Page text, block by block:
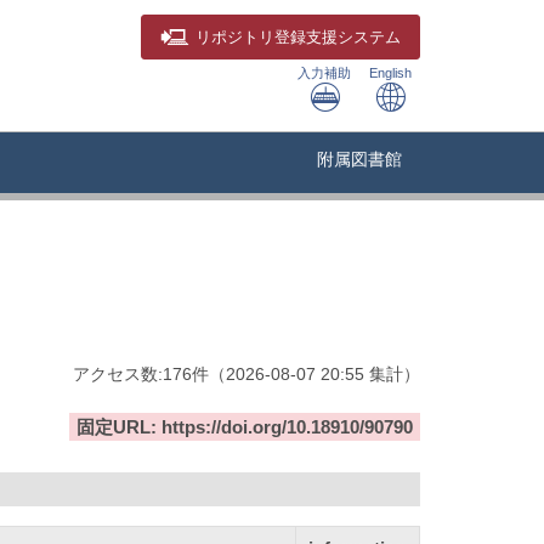
リポジトリ 登録支援システム
入力補助 English
附属図書館
アクセス数:176件 （2026-08-07 20:55 集計）
固定URL: https://doi.org/10.18910/90790